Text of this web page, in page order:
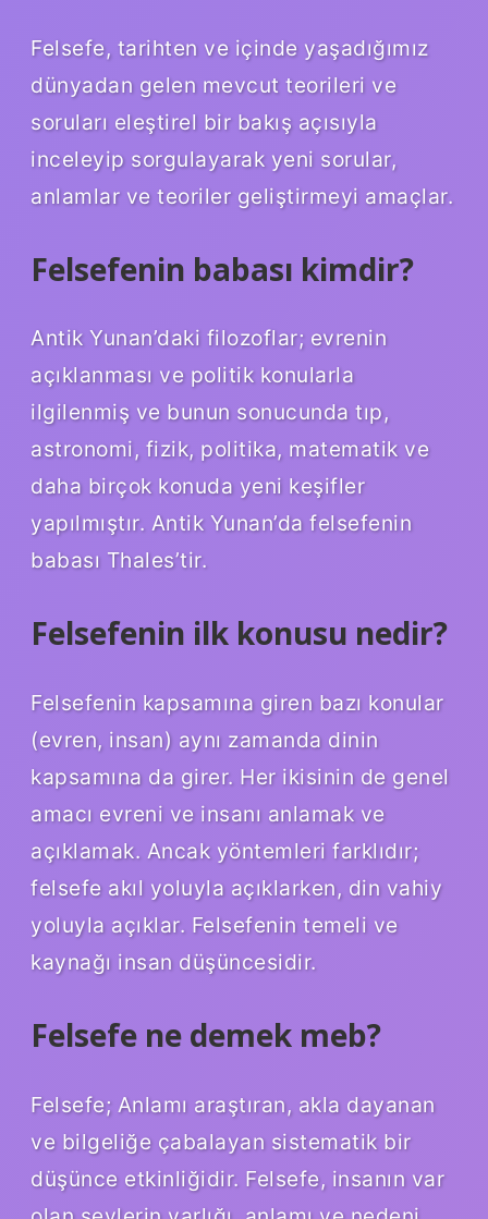
Felsefe, tarihten ve içinde yaşadığımız
dünyadan gelen mevcut teorileri ve
soruları eleştirel bir bakış açısıyla
inceleyip sorgulayarak yeni sorular,
anlamlar ve teoriler geliştirmeyi amaçlar.
Felsefenin babası kimdir?
Antik Yunan’daki filozoflar; evrenin
açıklanması ve politik konularla
ilgilenmiş ve bunun sonucunda tıp,
astronomi, fizik, politika, matematik ve
daha birçok konuda yeni keşifler
yapılmıştır. Antik Yunan’da felsefenin
babası Thales’tir.
Felsefenin ilk konusu nedir?
Felsefenin kapsamına giren bazı konular
(evren, insan) aynı zamanda dinin
kapsamına da girer. Her ikisinin de genel
amacı evreni ve insanı anlamak ve
açıklamak. Ancak yöntemleri farklıdır;
felsefe akıl yoluyla açıklarken, din vahiy
yoluyla açıklar. Felsefenin temeli ve
kaynağı insan düşüncesidir.
Felsefe ne demek meb?
Felsefe; Anlamı araştıran, akla dayanan
ve bilgeliğe çabalayan sistematik bir
düşünce etkinliğidir. Felsefe, insanın var